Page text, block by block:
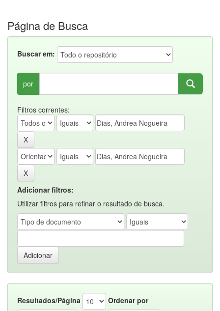
Página de Busca
Buscar em:
por
Filtros correntes:
Adicionar filtros:
Utilizar filtros para refinar o resultado de busca.
Resultados/Página
Ordenar por